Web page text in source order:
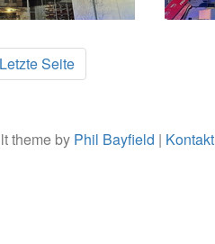
Letzte Seite
theme by Phil Bayfield | Kontakt